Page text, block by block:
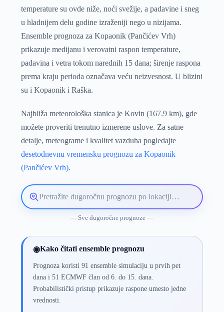
temperature su ovde niže, noći svežije, a padavine i sneg
u hladnijem delu godine izraženiji nego u nizijama.
Ensemble prognoza za Kopaonik (Pančićev Vrh)
prikazuje medijanu i verovatni raspon temperature,
padavina i vetra tokom narednih 15 dana; širenje raspona
prema kraju perioda označava veću neizvesnost. U blizini
su i Kopaonik i Raška.
Najbliža meteorološka stanica je Kovin (167.9 km), gde
možete proveriti trenutno izmerene uslove. Za satne
detalje, meteograme i kvalitet vazduha pogledajte
desetodnevnu vremensku prognozu za Kopaonik
(Pančićev Vrh).
Pretražite
lokaciju
— Sve dugoročne prognoze —
◉Kako čitati ensemble prognozu
Prognoza koristi 91 ensemble simulaciju u prvih pet
dana i 51 ECMWF član od 6. do 15. dana.
Probabilistički pristup prikazuje raspone umesto jedne
vrednosti.